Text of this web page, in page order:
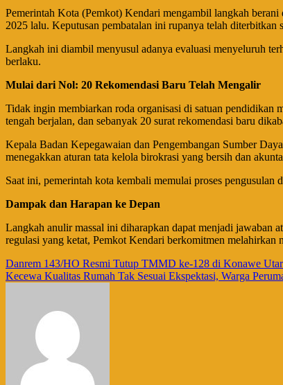
Pemerintah Kota (Pemkot) Kendari mengambil langkah
2025 lalu. Keputusan pembatalan ini rupanya telah
Langkah ini diambil menyusul adanya evaluasi menyeluruh
berlaku.
Mulai dari Nol: 20 Rekomendasi Baru Telah Mengalir
​Tidak ingin membiarkan roda organisasi di satuan pendidikan
tengah berjalan, dan sebanyak 20 surat rekomendasi baru
Kepala Badan Kepegawaian dan Pengembangan Sumber
menegakkan aturan tata kelola birokrasi yang bersih dan
Saat ini, pemerintah kota kembali memulai proses
​Dampak dan Harapan ke Depan​
Langkah anulir massal ini diharapkan dapat menjadi jawaban
regulasi yang ketat, Pemkot Kendari berkomitmen melahirkan
Navigasi
pos
Danrem 143/HO Resmi Tutup TMMD ke-128 di Konawe
Kecewa Kualitas Rumah Tak Sesuai Ekspektasi, Warga